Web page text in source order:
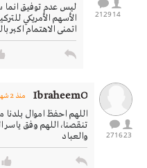
14
2129
ليس عدم توفيق
الأسهم الأمريكي
اتمنى الاهتمام اكبر
23
2716
IbraheemO منذ 2 شهر
اللهم احفظ اموال
تنقصنا،اللهم وفق ياسر
والعباد